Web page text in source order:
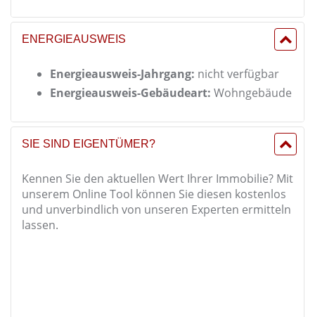
ENERGIEAUSWEIS
Energieausweis-Jahrgang: nicht verfügbar
Energieausweis-Gebäudeart: Wohngebäude
SIE SIND EIGENTÜMER?
Kennen Sie den aktuellen Wert Ihrer Immobilie? Mit
unserem Online Tool können Sie diesen kostenlos
und unverbindlich von unseren Experten ermitteln
lassen.